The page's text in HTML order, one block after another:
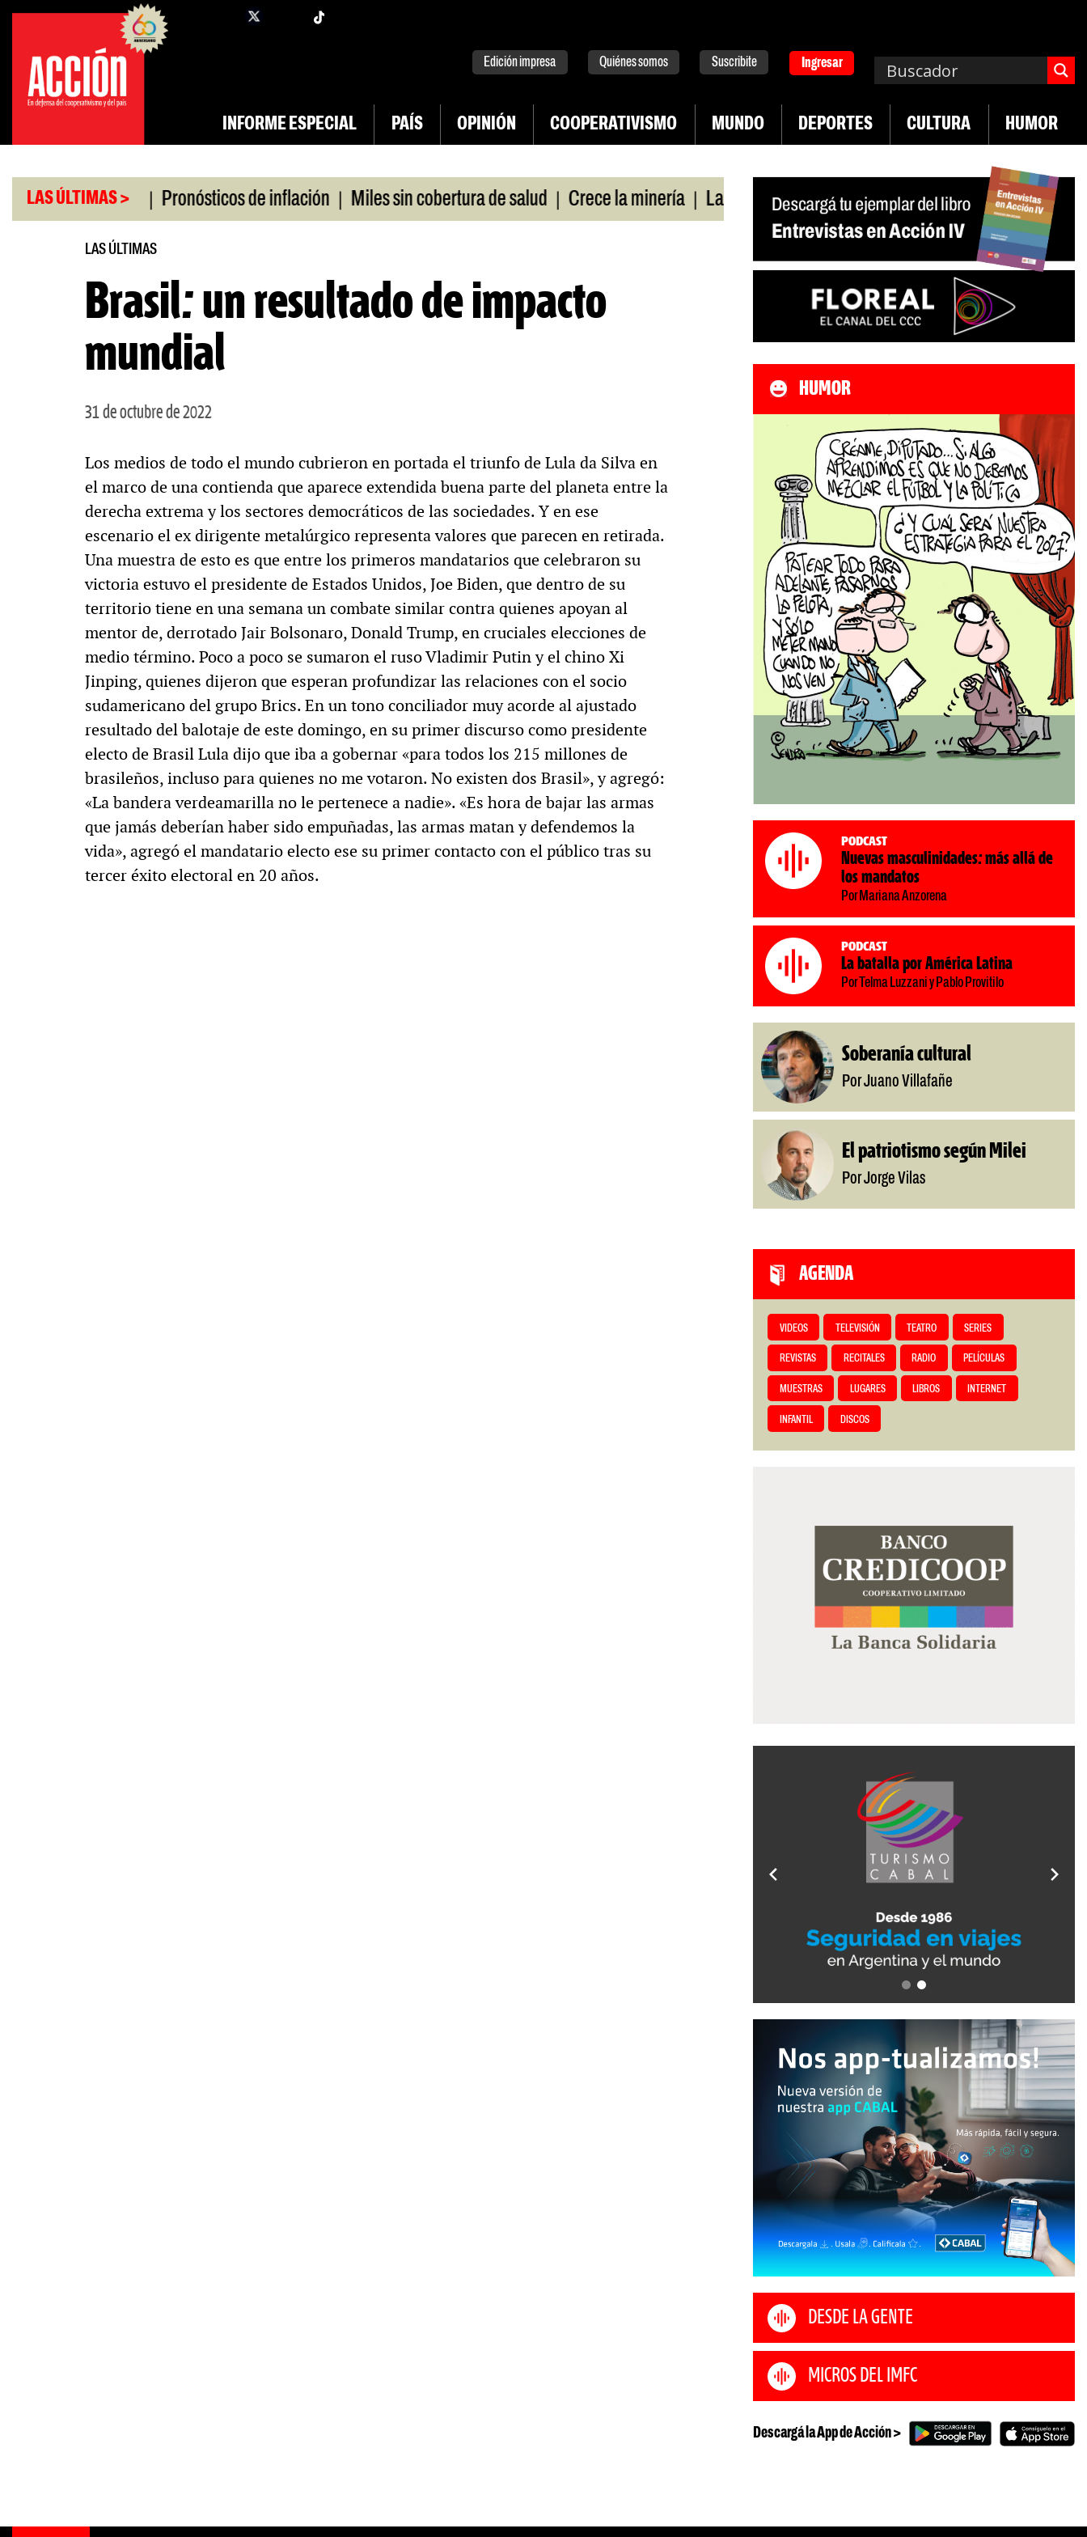
Saltar
contenido
facebook
Edición impresa Quiénes somos Suscribite Ingresar
INFORME ESPECIAL PAÍS OPINIÓN COOPERATIVISMO MUNDO DEPORTES CULTURA HUMOR
LAS ÚLTIMAS >
universitario | Pronósticos de inflación | Miles sin cobertura de salud | Crece la minería | La Pampa. Emergencia en salud mental | Los 43
LAS ÚLTIMAS
Brasil: un resultado de impacto
mundial
31 de octubre de 2022
Los medios de todo el mundo cubrieron en portada el triunfo de Lula da Silva en
el marco de una contienda que aparece extendida buena parte del planeta entre la
derecha extrema y los sectores democráticos de las sociedades. Y en ese
escenario el ex dirigente metalúrgico representa valores que parecen en retirada.
Una muestra de esto es que entre los primeros mandatarios que celebraron su
victoria estuvo el presidente de Estados Unidos, Joe Biden, que dentro de su
territorio tiene en una semana un combate similar contra quienes apoyan al
mentor de, derrotado Jair Bolsonaro, Donald Trump, en cruciales elecciones de
medio término. Poco a poco se sumaron el ruso Vladimir Putin y el chino Xi
Jinping, quienes dijeron que esperan profundizar las relaciones con el socio
sudamericano del grupo Brics. En un tono conciliador muy acorde al ajustado
resultado del balotaje de este domingo, en su primer discurso como presidente
electo de Brasil Lula dijo que iba a gobernar «para todos los 215 millones de
brasileños, incluso para quienes no me votaron. No existen dos Brasil», y agregó:
«La bandera verdeamarilla no le pertenece a nadie». «Es hora de bajar las armas
que jamás deberían haber sido empuñadas, las armas matan y defendemos la
vida», agregó el mandatario electo ese su primer contacto con el público tras su
tercer éxito electoral en 20 años.
HUMOR
Podcast
Nuevas masculinidades: más allá de
los mandatos
Por Mariana Anzorena
Podcast
La batalla por América Latina
Por Telma Luzzani y Pablo Provitilo
Soberanía cultural
Por Juano Villafañe
El patriotismo según Milei
Por Jorge Vilas
AGENDA
VIDEOS TELEVISIÓN TEATRO SERIES
REVISTAS RECITALES RADIO PELÍCULAS
MUESTRAS LUGARES LIBROS INTERNET
INFANTIL DISCOS
DESDE LA GENTE
MICROS DEL IMFC
Descargá la App de Acción >